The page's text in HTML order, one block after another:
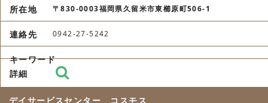
〒830-0003福岡県久留米市東櫛原町506-1
0942-27-5242
デイサービスセンター コスモス